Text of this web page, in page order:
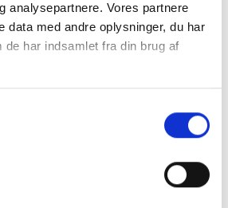
analysepartnere. Vores partnere
data med andre oplysninger, du har
de har indsamlet fra din brug af
nr. 10297 af 03/11/2023 om
stk. 2 nr. 2 og 3) vedr.